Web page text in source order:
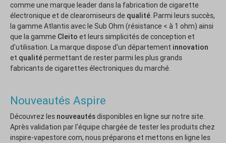
comme une marque leader dans la fabrication de cigarette
électronique et de clearomiseurs de qualité. Parmi leurs succès,
la gamme Atlantis avec le Sub Ohm (résistance < à 1 ohm) ainsi
que la gamme Cleito et leurs simplicités de conception et
d'utilisation. La marque dispose d'un département innovation
et qualitépermettant de rester parmi les plus grands
fabricants de cigarettes électroniques du marché.
Nouveautés Aspire
Découvrez les nouveautésdisponibles en ligne sur notre site.
Après validation par l'équipe chargée de tester les produits chez
inspire-vapestore.com, nous préparons et mettons en ligne les